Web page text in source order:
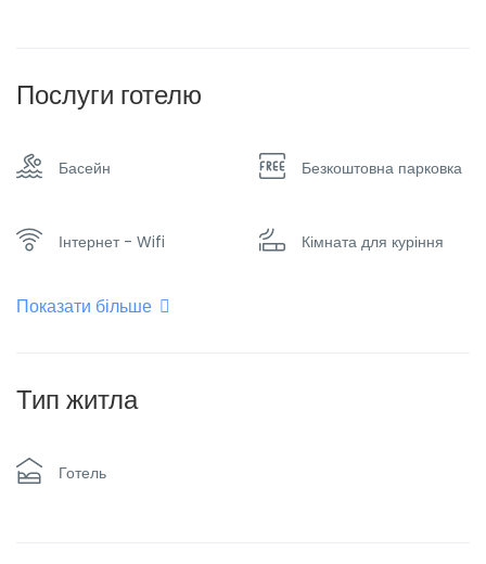
Послуги готелю
Басейн Безкоштовна парковка
Інтернет - Wifi Кімната для куріння
Кондиціонер
Сімейні номери
Показати більше
Тип житла
Готель